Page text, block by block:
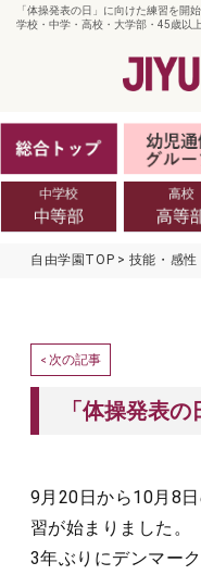
「体操発表の日」に向けた練習を開
学校・中学・高校・大学部・45歳以上
自由学園TOP 技能・感性
< 次の記事
「体操発表
9月20日から10月8
習が始まりました。
3年ぶりにデンマー